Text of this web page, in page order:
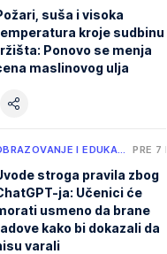
suša i visoka
kroje sudbinu
Ponovo se menja
maslinovog ulja
I EDUKA… PRE 7 H
stroga pravila zbog
ja: Učenici će
usmeno da brane
kako bi dokazali da
varali